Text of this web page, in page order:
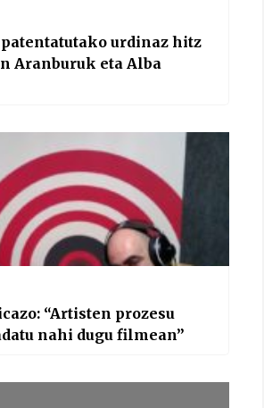
Arrosaren laburpen bideoa Hamaika
Telebistaren eskutik
urdinaz hitz
Aranburuk eta Alba
“Artisten prozesu
nahi dugu filmean”